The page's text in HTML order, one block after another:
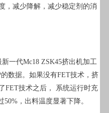
，减少降解，减少稳定剂的消
一代Mc18 ZSK45挤出机加工
的数据。如果没有FET技术，挤
FET技术之后， 系统运行时充
，出料温度显著下降。